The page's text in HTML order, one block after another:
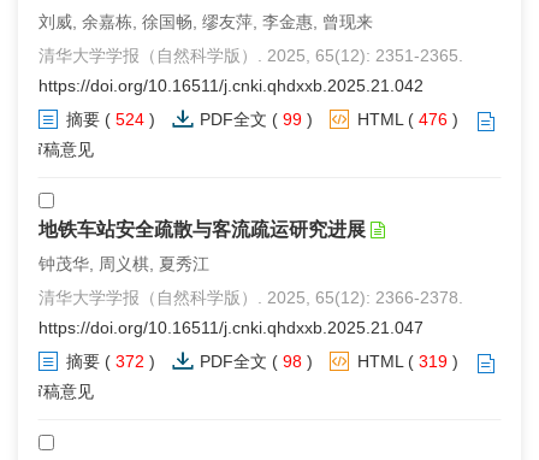
刘威, 余嘉栋, 徐国畅, 缪友萍, 李金惠, 曾现来
清华大学学报（自然科学版）. 2025, 65(12): 2351-2365.
https://doi.org/10.16511/j.cnki.qhdxxb.2025.21.042
摘要 ( 524 ) PDF全文 ( 99 ) HTML( 476 )
审稿意见
地铁车站安全疏散与客流疏运研究进展
钟茂华, 周义棋, 夏秀江
清华大学学报（自然科学版）. 2025, 65(12): 2366-2378.
https://doi.org/10.16511/j.cnki.qhdxxb.2025.21.047
摘要 ( 372 ) PDF全文 ( 98 ) HTML( 319 )
审稿意见